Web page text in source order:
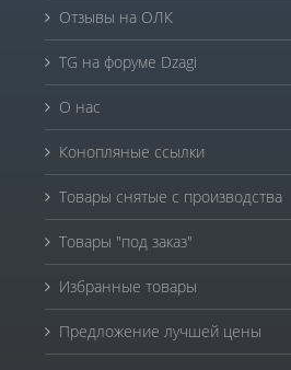
Отзывы на ОЛК
TG на форуме Dzagi
О нас
Конопляные ссылки
Товары снятые с производства
Товары "под заказ"
Избранные товары
Предложение лучшей цены